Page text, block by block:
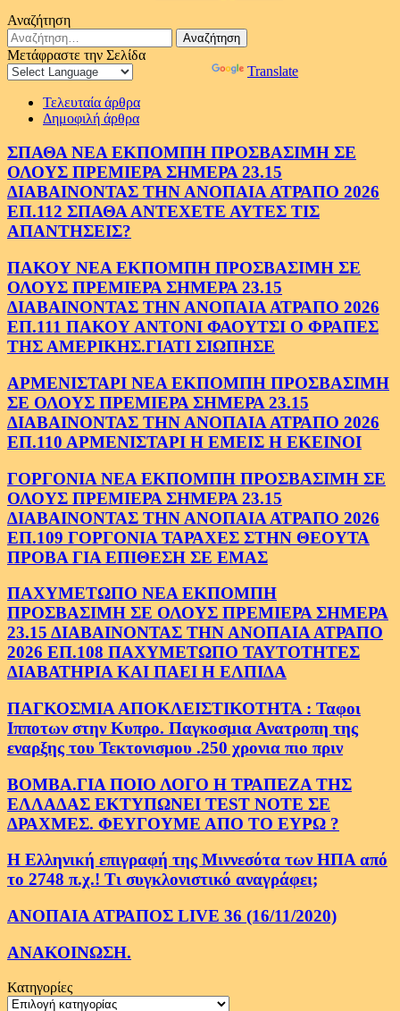
Αναζήτηση
Αναζήτηση
για:
Μετάφραστε την Σελίδα
Translate
Τελευταία άρθρα
Δημοφιλή άρθρα
ΣΠΑΘΑ ΝΕΑ ΕΚΠΟΜΠΗ ΠΡΟΣΒΑΣΙΜΗ ΣΕ
ΟΛΟΥΣ ΠΡΕΜΙΕΡΑ ΣΗΜΕΡΑ 23.15
ΔΙΑΒΑΙΝΟΝΤΑΣ ΤΗΝ ΑΝΟΠΑΙΑ ΑΤΡΑΠΟ 2026
ΕΠ.112 ΣΠΑΘΑ ΑΝΤΕΧΕΤΕ ΑΥΤΕΣ ΤΙΣ
ΑΠΑΝΤΗΣΕΙΣ?
ΠΑΚΟΥ ΝΕΑ ΕΚΠΟΜΠΗ ΠΡΟΣΒΑΣΙΜΗ ΣΕ
ΟΛΟΥΣ ΠΡΕΜΙΕΡΑ ΣΗΜΕΡΑ 23.15
ΔΙΑΒΑΙΝΟΝΤΑΣ ΤΗΝ ΑΝΟΠΑΙΑ ΑΤΡΑΠΟ 2026
ΕΠ.111 ΠΑΚΟΥ ΑΝΤΟΝΙ ΦΑΟΥΤΣΙ Ο ΦΡΑΠΕΣ
ΤΗΣ ΑΜΕΡΙΚΗΣ.ΓΙΑΤΙ ΣΙΩΠΗΣΕ
ΑΡΜΕΝΙΣΤΑΡΙ ΝΕΑ ΕΚΠΟΜΠΗ ΠΡΟΣΒΑΣΙΜΗ
ΣΕ ΟΛΟΥΣ ΠΡΕΜΙΕΡΑ ΣΗΜΕΡΑ 23.15
ΔΙΑΒΑΙΝΟΝΤΑΣ ΤΗΝ ΑΝΟΠΑΙΑ ΑΤΡΑΠΟ 2026
ΕΠ.110 ΑΡΜΕΝΙΣΤΑΡΙ Η ΕΜΕΙΣ Η ΕΚΕΙΝΟΙ
ΓΟΡΓΟΝΙΑ ΝΕΑ ΕΚΠΟΜΠΗ ΠΡΟΣΒΑΣΙΜΗ ΣΕ
ΟΛΟΥΣ ΠΡΕΜΙΕΡΑ ΣΗΜΕΡΑ 23.15
ΔΙΑΒΑΙΝΟΝΤΑΣ ΤΗΝ ΑΝΟΠΑΙΑ ΑΤΡΑΠΟ 2026
ΕΠ.109 ΓΟΡΓΟΝΙΑ ΤΑΡΑΧΕΣ ΣΤΗΝ ΘΕΟΥΤΑ
ΠΡΟΒΑ ΓΙΑ ΕΠΙΘΕΣΗ ΣΕ ΕΜΑΣ
ΠΑΧΥΜΕΤΩΠΟ ΝΕΑ ΕΚΠΟΜΠΗ
ΠΡΟΣΒΑΣΙΜΗ ΣΕ ΟΛΟΥΣ ΠΡΕΜΙΕΡΑ ΣΗΜΕΡΑ
23.15 ΔΙΑΒΑΙΝΟΝΤΑΣ ΤΗΝ ΑΝΟΠΑΙΑ ΑΤΡΑΠΟ
2026 ΕΠ.108 ΠΑΧΥΜΕΤΩΠΟ ΤΑΥΤΟΤΗΤΕΣ
ΔΙΑΒΑΤΗΡΙΑ ΚΑΙ ΠΑΕΙ Η ΕΛΠΙΔΑ
ΠΑΓΚΟΣΜΙΑ ΑΠΟΚΛΕΙΣΤΙΚΟΤΗΤΑ : Ταφοι
Ιπποτων στην Κυπρο. Παγκοσμια Ανατροπη της
εναρξης του Τεκτονισμου .250 χρονια πιο πριν
ΒΟΜΒΑ.ΓΙΑ ΠΟΙΟ ΛΟΓΟ Η ΤΡΑΠΕΖΑ ΤΗΣ
ΕΛΛΑΔΑΣ ΕΚΤΥΠΩΝΕΙ TEST NOTE ΣΕ
ΔΡΑΧΜΕΣ. ΦΕΥΓΟΥΜΕ ΑΠΟ ΤΟ ΕΥΡΩ ?
Η Ελληνική επιγραφή της Μιννεσότα των ΗΠΑ από
το 2748 π.χ.! Τι συγκλονιστικό αναγράφει;
ΑΝΟΠΑΙΑ ΑΤΡΑΠΟΣ LIVE 36 (16/11/2020)
ΑΝΑΚΟΙΝΩΣΗ.
Κατηγορίες
Κατηγορίες